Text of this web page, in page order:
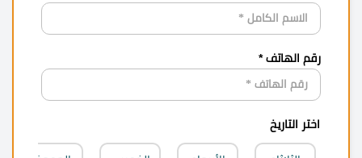
رقم الهاتف *
اختر التاريخ